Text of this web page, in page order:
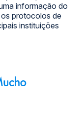
informação do
protocolos de
instituições